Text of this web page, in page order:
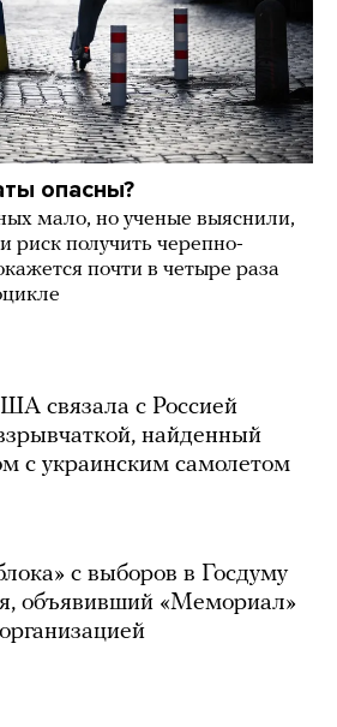
опасны?
мало, но ученые выяснили,
риск получить черепно-
почти в четыре раза
связала с Россией
найденный
с украинским самолетом
с выборов в Госдуму
объявивший «Мемориал»